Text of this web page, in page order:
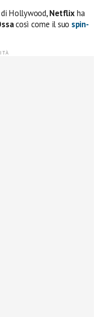
Hollywood,Netflixha
così come il suo spin-